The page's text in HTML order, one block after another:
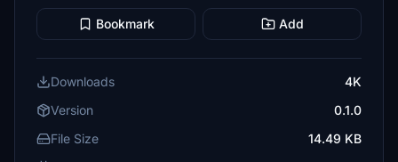
Bookmark Add
Downloads
4K
Version
0.1.0
File Size
14.49 KB